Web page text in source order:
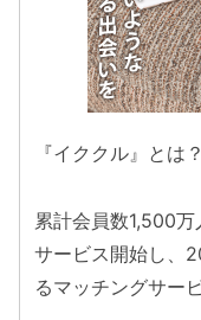
『イククル』とは？
累計会員数1,500
サービス開始し、
るマッチングサー